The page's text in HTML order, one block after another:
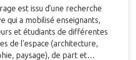
est issu d’une recherche
qui a mobilisé enseignants,
et étudiants de différentes
de l’espace (architecture,
paysage), de part et…